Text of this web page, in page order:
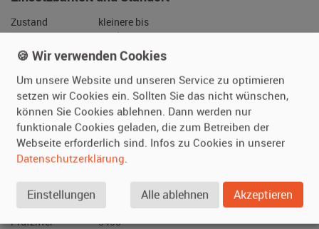
mittlere
Gebrauchsspuren
Fahrbereit
ja
Daueranmeldung
ja
Bayern
(Deutschland)
Nutzung
Der Darsteller
darf das
🍪 Wir verwenden Cookies
Um unsere Website und unseren Service zu optimieren
setzen wir Cookies ein. Sollten Sie das nicht wünschen,
können Sie Cookies ablehnen. Dann werden nur
funktionale Cookies geladen, die zum Betreiben der
Webseite erforderlich sind. Infos zu Cookies in unserer
Datenschutzerklärung.
Einstellungen Alle ablehnen Akzeptieren